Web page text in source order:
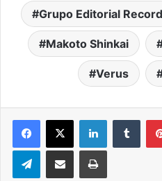
Grupo Editorial Record
Makoto Shinkai
Verus
Facebook
X Linkedin
TelegramCompartilhar via e-mail Imprimir